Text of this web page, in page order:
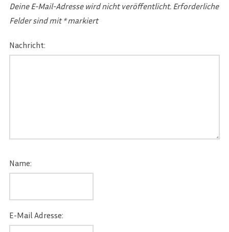
Deine E-Mail-Adresse wird nicht veröffentlicht. Erforderliche
Felder sind mit*markiert
Nachricht:
Name:
E-Mail Adresse: